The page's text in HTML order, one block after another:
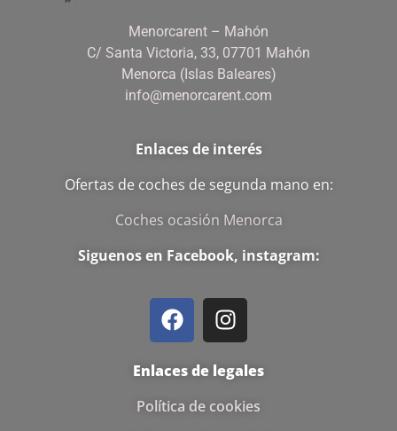
Menorcarent – Mahón
C/ Santa Victoria, 33, 07701 Mahón
Menorca (Islas Baleares)
info@menorcarent.com
Enlaces de interés
Ofertas de coches de segunda mano en:
Coches ocasión Menorca
Siguenos en Facebook, instagram:
Enlaces de legales
Política de cookies